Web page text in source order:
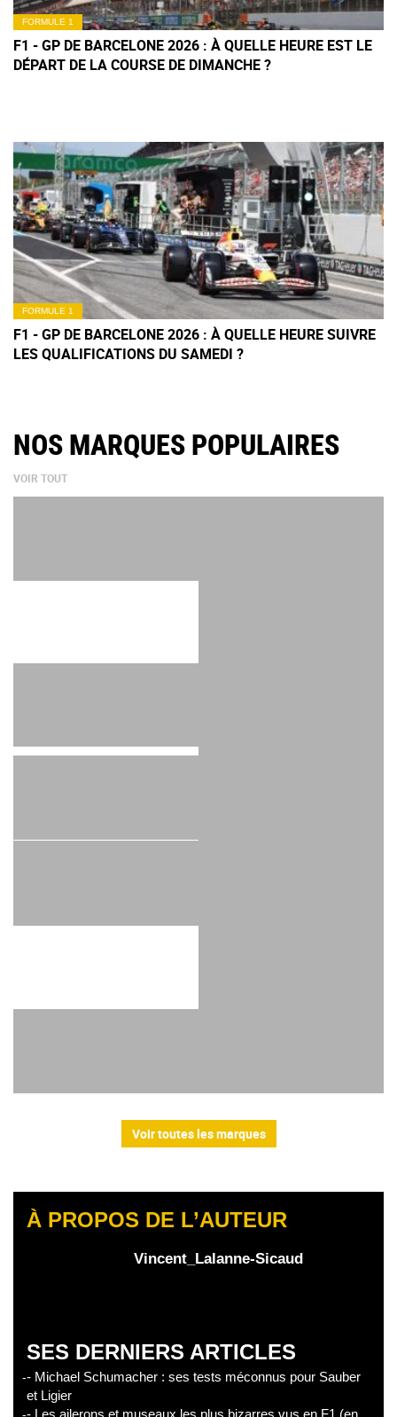
FORMULE 1
F1 - GP DE BARCELONE 2026 : À QUELLE HEURE EST LE
DÉPART DE LA COURSE DE DIMANCHE ?
FORMULE 1
F1 - GP DE BARCELONE 2026 : À QUELLE HEURE SUIVRE
LES QUALIFICATIONS DU SAMEDI ?
NOS MARQUES POPULAIRES
VOIR TOUT
Voir toutes les marques
À PROPOS DE L’AUTEUR
Vincent_Lalanne-Sicaud
SES DERNIERS ARTICLES
- Michael Schumacher : ses tests méconnus pour Sauber
et Ligier
- Les ailerons et museaux les plus bizarres vus en F1 (en